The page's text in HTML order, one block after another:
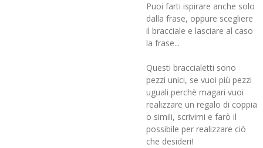
Puoi farti ispirare anche solo
dalla frase, oppure scegliere
il bracciale e lasciare al caso
la frase...
Questi braccialetti sono
pezzi unici, se vuoi più pezzi
uguali perchè magari vuoi
realizzare un regalo di coppia
o simili, scrivimi e farò il
possibile per realizzare ciò
che desideri!